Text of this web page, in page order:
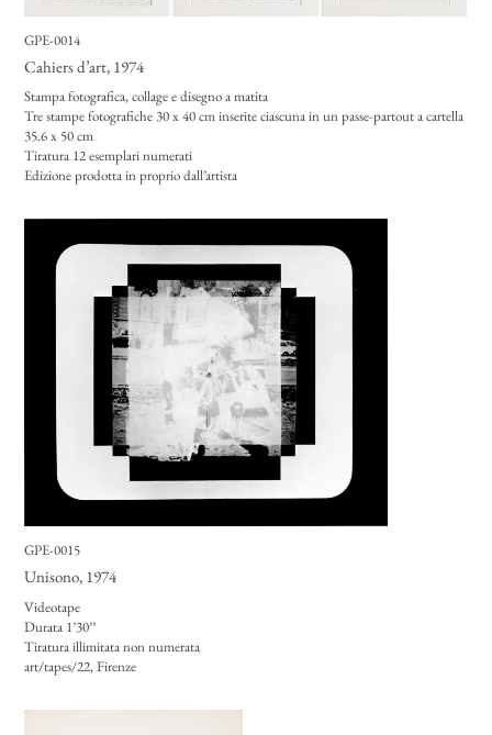
GPE-0014
Cahiers d’art, 1974
Stampa fotografica, collage e disegno a matita
Tre stampe fotografiche 30 x 40 cm inserite ciascuna in un passe-partout a cartella
35.6 x 50 cm
Tiratura 12 esemplari numerati
Edizione prodotta in proprio dall’artista
GPE-0015
Unisono, 1974
Videotape
Durata 1’30’’
Tiratura illimitata non numerata
art/tapes/22, Firenze